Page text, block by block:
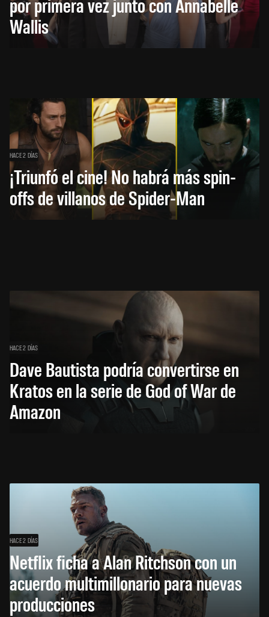
Wallis
HACE 2 DÍAS
¡Triunfó el cine! No habrá más spin-
offs de villanos de Spider-Man
HACE 2 DÍAS
Dave Bautista podría convertirse en
Kratos en la serie de God of War de
Amazon
HACE 2 DÍAS
Netflix ficha a Alan Ritchson con un
acuerdo multimillonario para nuevas
producciones